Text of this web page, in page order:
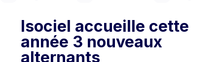
Isociel accueille cette
année 3 nouveaux
alternants